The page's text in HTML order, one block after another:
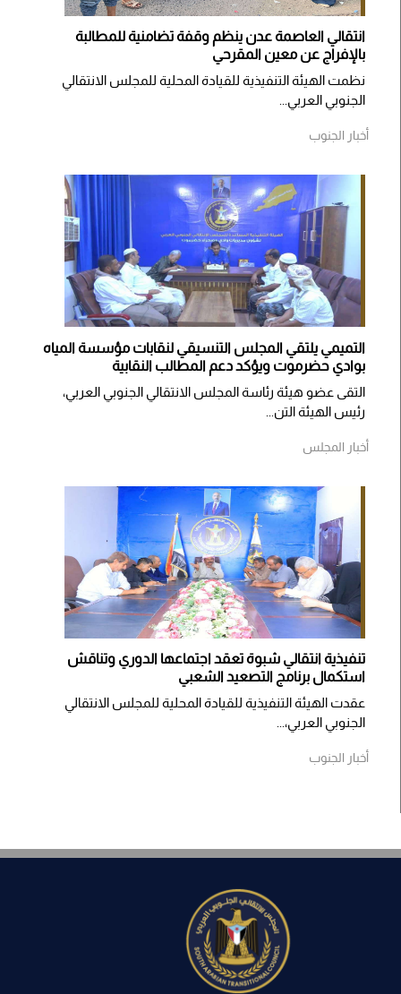
انتقالي العاصمة عدن ينظم وقفة تضامنية للمطالبة
بالإفراج عن معين المقرحي
نظمت الهيئة التنفيذية للقيادة المحلية للمجلس الانتقالي
الجنوبي العربي...
أخبار الجنوب
التميمي يلتقي المجلس التنسيقي لنقابات مؤسسة المياه
بوادي حضرموت ويؤكد دعم المطالب النقابية
التقى عضو هيئة رئاسة المجلس الانتقالي الجنوبي العربي،
رئيس الهيئة التن...
أخبار المجلس
تنفيذية انتقالي شبوة تعقد اجتماعها الدوري وتناقش
استكمال برنامج التصعيد الشعبي
عقدت الهيئة التنفيذية للقيادة المحلية للمجلس الانتقالي
الجنوبي العربي،...
أخبار الجنوب